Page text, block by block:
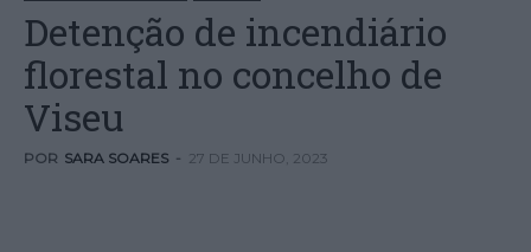
Detenção de incendiário
florestal no concelho de
Viseu
POR SARA SOARES - 27 DE JUNHO, 2023